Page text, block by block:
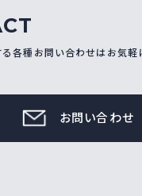
る各種お問い合わせはお気軽
お問い合わせ